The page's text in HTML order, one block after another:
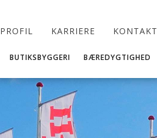
PROFIL KARRIERE KONTAKT
BUTIKSBYGGERI BÆREDYGTIGHED